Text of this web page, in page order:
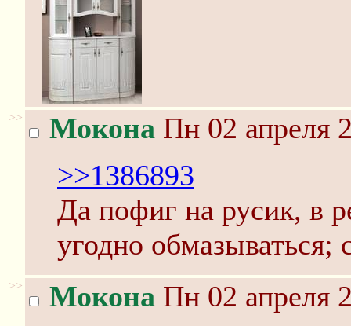
>> Мокона Пн 02 апреля
>>1386893
Да пофиг на русик, в
угодно обмазываться;
>> Мокона Пн 02 апреля